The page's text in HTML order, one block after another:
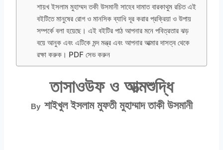
শায়খ ইসলাম মুহাম্মদ তকী উসমানী সাহেব দামাত বারকাথুম রচিত এই
বইটিতে মানুষের রোগ ও মানসিক ব্যাধি দূর করার প্রক্রিয়া ও উপায়
সম্পর্কে বলা হয়েছে। এই বইটির পাঠ আপনার মনে পবিত্রতার ঝড়
বয়ে আনুক এবং এটিকে মন্দ মন্ত্র এবং আপনার আত্মার দাসত্ব থেকে
রক্ষা করুক। PDF সেভ করুন
তাসাওউফ ও আত্মশুদ্ধি
By শাইখুল ইসলাম মুফতী মুহাম্মাদ তাকী উসমানী